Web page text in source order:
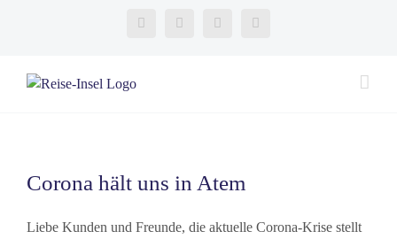
FacebookInstagramYouTubeTwitter
Corona hält uns in Atem
Liebe Kunden und Freunde, die aktuelle Corona-Krise stellt